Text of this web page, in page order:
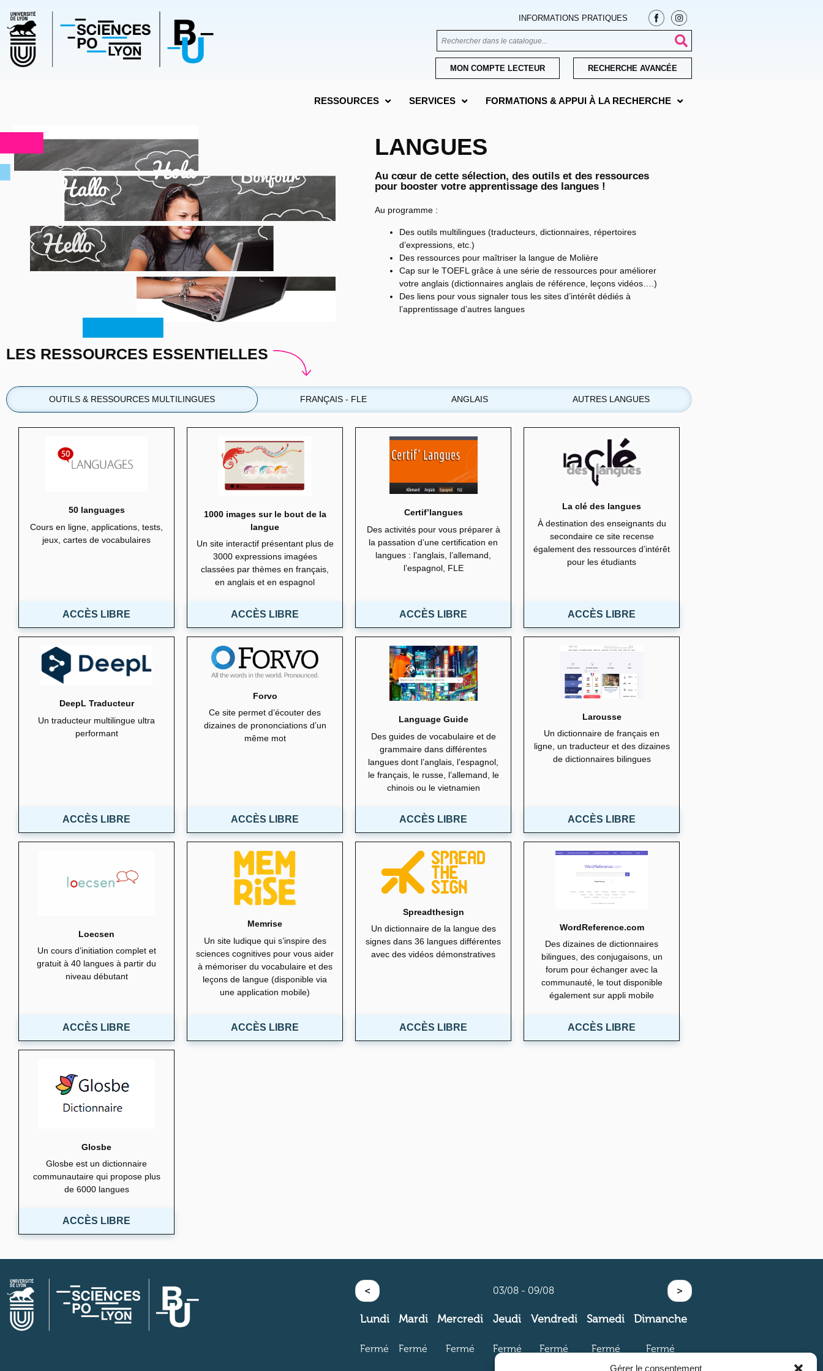
Gérer le consentement
INFORMATIONS PRATIQUES
MON COMPTE LECTEUR RECHERCHE AVANCÉE
RESSOURCES SERVICES FORMATIONS & APPUI À LA RECHERCHE
LANGUES
Au cœur de cette sélection, des outils et des ressources
pour booster votre apprentissage des langues !
Au programme :
Des outils multilingues (traducteurs, dictionnaires, répertoires
d’expressions, etc.)
Des ressources pour maîtriser la langue de Molière
Cap sur le TOEFL grâce à une série de ressources pour améliorer
votre anglais (dictionnaires anglais de référence, leçons vidéos….)
Des liens pour vous signaler tous les sites d’intérêt dédiés à
l’apprentissage d’autres langues
LES RESSOURCES ESSENTIELLES
OUTILS & RESSOURCES MULTILINGUES FRANÇAIS - FLE ANGLAIS AUTRES LANGUES
50 languages
Cours en ligne, applications, tests,
jeux, cartes de vocabulaires
ACCÈS LIBRE
1000 images sur le bout de la
langue
Un site interactif présentant plus de
3000 expressions imagées
classées par thèmes en français,
en anglais et en espagnol
ACCÈS LIBRE
Certif’langues
Des activités pour vous préparer à
la passation d’une certification en
langues : l’anglais, l’allemand,
l’espagnol, FLE
ACCÈS LIBRE
La clé des langues
À destination des enseignants du
secondaire ce site recense
également des ressources d’intérêt
pour les étudiants
ACCÈS LIBRE
DeepL Traducteur
Un traducteur multilingue ultra
performant
ACCÈS LIBRE
Forvo
Ce site permet d’écouter des
dizaines de prononciations d’un
même mot
ACCÈS LIBRE
Language Guide
Des guides de vocabulaire et de
grammaire dans différentes
langues dont l’anglais, l’espagnol,
le français, le russe, l’allemand, le
chinois ou le vietnamien
ACCÈS LIBRE
Larousse
Un dictionnaire de français en
ligne, un traducteur et des dizaines
de dictionnaires bilingues
ACCÈS LIBRE
Loecsen
Un cours d’initiation complet et
gratuit à 40 langues à partir du
niveau débutant
ACCÈS LIBRE
Memrise
Un site ludique qui s’inspire des
sciences cognitives pour vous aider
à mémoriser du vocabulaire et des
leçons de langue (disponible via
une application mobile)
ACCÈS LIBRE
Spreadthesign
Un dictionnaire de la langue des
signes dans 36 langues différentes
avec des vidéos démonstratives
ACCÈS LIBRE
WordReference.com
Des dizaines de dictionnaires
bilingues, des conjugaisons, un
forum pour échanger avec la
communauté, le tout disponible
également sur appli mobile
ACCÈS LIBRE
Glosbe
Glosbe est un dictionnaire
communautaire qui propose plus
de 6000 langues
ACCÈS LIBRE
>
< 03/08 - 09/08
Lundi
Fermé
Mardi
Fermé
Mercredi
Fermé
Jeudi
Fermé
Vendredi
Fermé
Samedi
Fermé
Dimanche
Fermé